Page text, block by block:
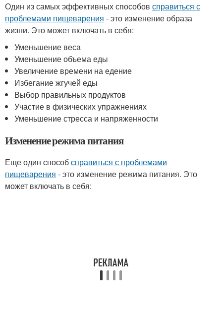
Один из самых эффективных способов справиться с
проблемами пищеварения - это изменение образа
жизни. Это может включать в себя:
Уменьшение веса
Уменьшение объема еды
Увеличение времени на едение
Избегание жгучей еды
Выбор правильных продуктов
Участие в физических упражнениях
Уменьшение стресса и напряженности
Изменение режима питания
Еще один способсправиться с проблемами
пищеварения - это изменение режима питания. Это
может включать в себя: